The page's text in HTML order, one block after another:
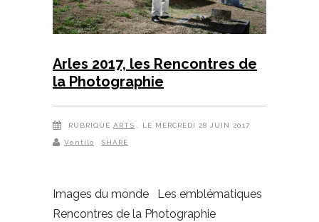
Arles 2017, les Rencontres de
la Photographie
RUBRIQUE ARTS , LE MERCREDI 28 JUIN 2017
Ventilo SHARE
Images du monde Les emblématiques
Rencontres de la Photographie